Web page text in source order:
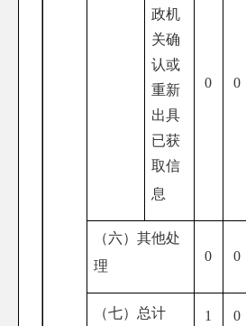
政机
关确
认或
重新
出具
已获
取信
息
0 0
（六）其他处
理
0 0
（七）总计 1 0